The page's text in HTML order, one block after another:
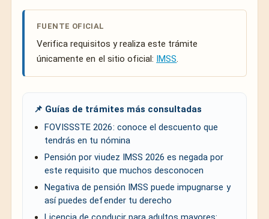
FUENTE OFICIAL
Verifica requisitos y realiza este trámite
únicamente en el sitio oficial: IMSS.
📌 Guías de trámites más consultadas
FOVISSSTE 2026: conoce el descuento que
tendrás en tu nómina
Pensión por viudez IMSS 2026 es negada por
este requisito que muchos desconocen
Negativa de pensión IMSS puede impugnarse y
así puedes defender tu derecho